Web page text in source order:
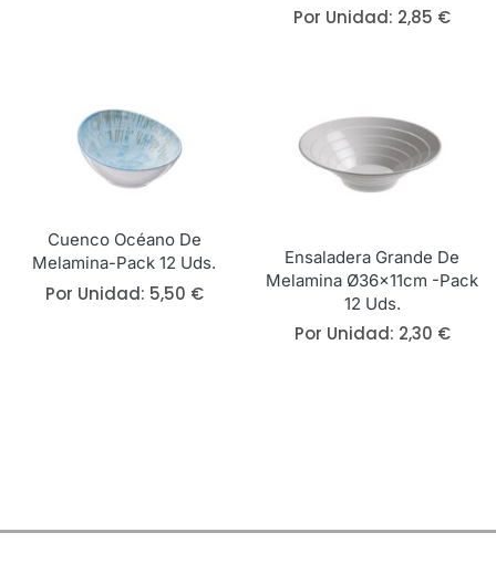
Por Unidad: 2,85 €
Cuenco Océano De
Melamina-Pack 12 Uds.
Por Unidad: 5,50 €
Ensaladera Grande De
Melamina Ø36x11cm -Pack
12 Uds.
Por Unidad: 2,30 €